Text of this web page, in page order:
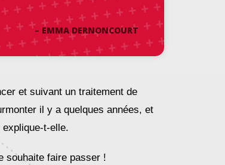
– EMMA DERNONCOURT
et suivant un traitement de
il y a quelques années, et
explique-t-elle.
souhaite faire passer !